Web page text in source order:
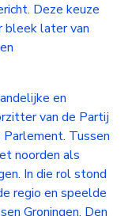
Deze keuze
bleek later van
en
van de Partij
Tussen
noorden als
In die rol stond
regio en speelde
Groningen, Den